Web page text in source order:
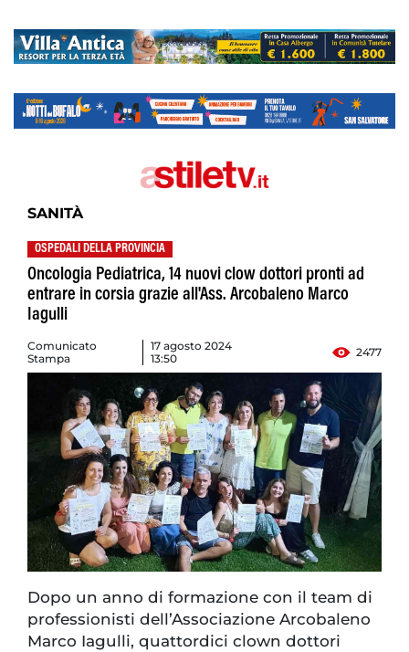
SANITÀ
OSPEDALI DELLA PROVINCIA
Oncologia Pediatrica, 14 nuovi clow dottori pronti ad
entrare in corsia grazie all'Ass. Arcobaleno Marco
Iagulli
Comunicato
Stampa
17 agosto 2024
13:50
2477
Dopo un anno di formazione con il team di
professionisti dell’Associazione Arcobaleno
Marco Iagulli, quattordici clown dottori